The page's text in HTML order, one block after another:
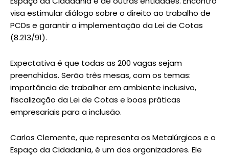
visa estimular diálogo sobre o direito ao trabalho de
PCDs e garantir a implementação da Lei de Cotas
(8.213/91).
Expectativa é que todas as 200 vagas sejam
preenchidas. Serão três mesas, com os temas:
importância de trabalhar em ambiente inclusivo,
fiscalização da Lei de Cotas e boas práticas
empresariais para a inclusão.
Carlos Clemente, que representa os Metalúrgicos e o
Espaço da Cidadania, é um dos organizadores. Ele